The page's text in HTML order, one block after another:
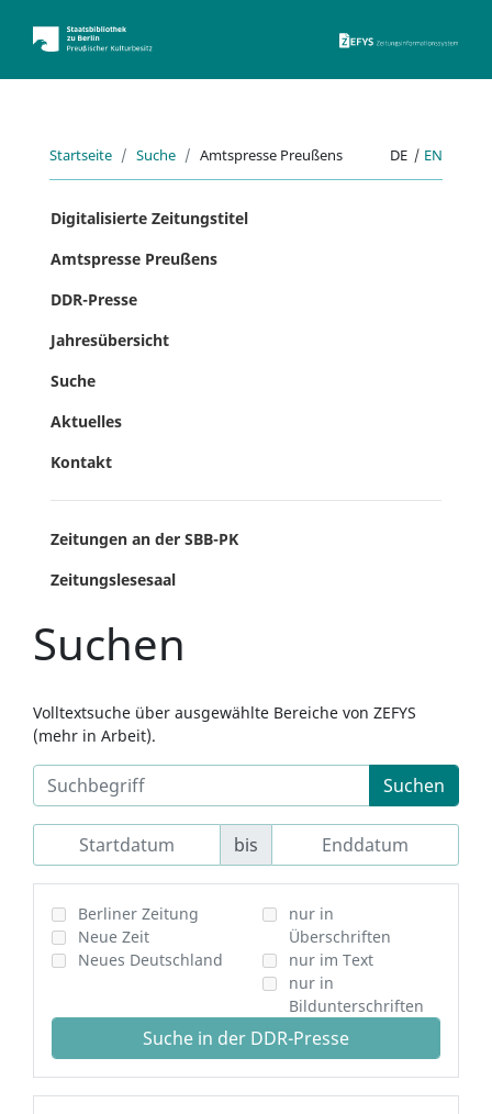
Startseite Suche Amtspresse Preußens DE | EN
Digitalisierte Zeitungstitel
Amtspresse Preußens
DDR-Presse
Jahresübersicht
Suche
Aktuelles
Kontakt
Zeitungen an der SBB-PK
Zeitungslesesaal
Suchen
Volltextsuche über ausgewählte Bereiche von ZEFYS
(mehr in Arbeit).
Suchen
bis
Berliner Zeitung
Neue Zeit
Neues Deutschland
nur in
Überschriften
nur im Text
nur in
Bildunterschriften
Suche in der DDR-Presse